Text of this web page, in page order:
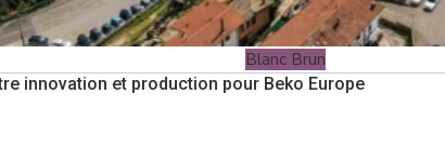
Blanc Brun
innovation et production pour Beko Europe